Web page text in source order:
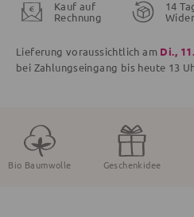
Kauf auf
Rechnung
14
Lieferung voraussichtlich am Di.,
bei Zahlungseingang bis heute 13
Bio Baumwolle Geschenkidee